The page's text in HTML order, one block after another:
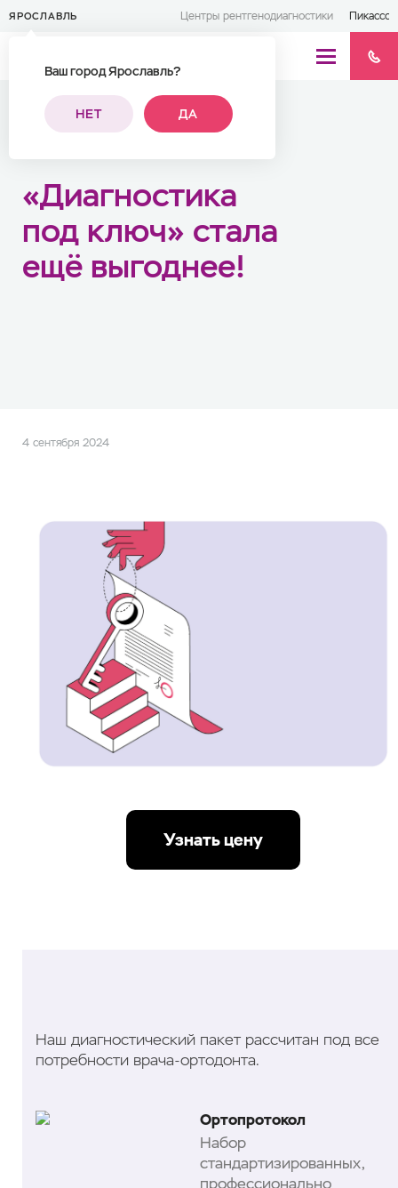
ЯРОСЛАВЛЬ
Ваш город Ярославль?
НЕТ ДА
Центры рентгенодиагностики Пикассо
Новости
«Диагностика
под ключ» стала
ещё выгоднее!
4 сентября 2024
Узнать цену
Наш диагностический пакет рассчитан под все
потребности врача-ортодонта.
Ортопротокол
Набор
стандартизированных,
профессионально